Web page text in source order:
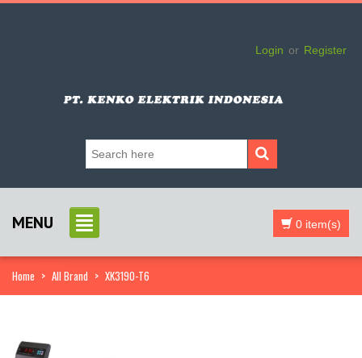
Login or Register
MENU 0 item(s)
Home > All Brand > XK3190-T6